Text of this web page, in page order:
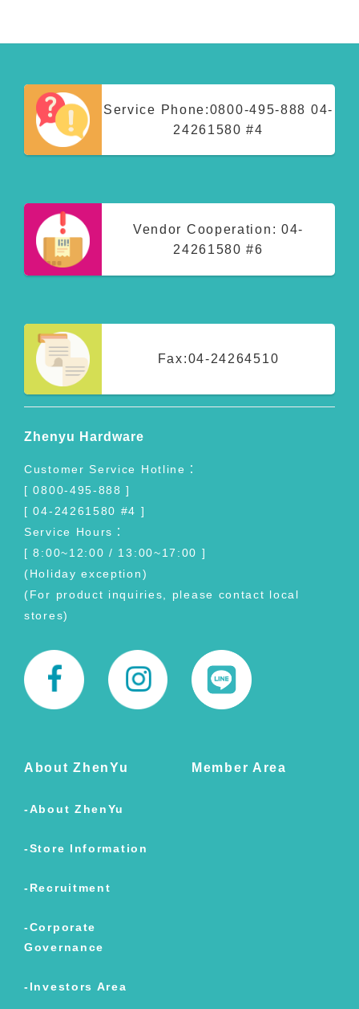
Service Phone:0800-495-888 04-
24261580 #4
Vendor Cooperation: 04-
24261580 #6
Fax:04-24264510
Zhenyu Hardware
Customer Service Hotline：
[ 0800-495-888 ]
[ 04-24261580 #4 ]
Service Hours：
[ 8:00~12:00 / 13:00~17:00 ]
(Holiday exception)
(For product inquiries, please contact local
stores)
About ZhenYu
About ZhenYu
Store Information
Recruitment
Corporate
Governance
Investors Area
Member Area